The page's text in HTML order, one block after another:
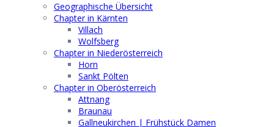
Geographische Übersicht
Chapter in Kärnten
Villach
Wolfsberg
Chapter in Niederösterreich
Horn
Sankt Pölten
Chapter in Oberösterreich
Attnang
Braunau
Gallneukirchen | Frühstück Damen